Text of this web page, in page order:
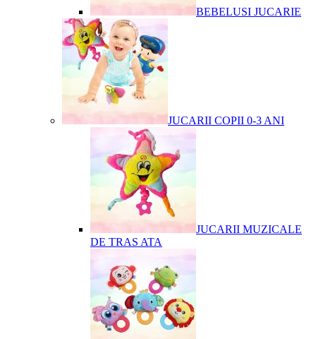
BEBELUSI JUCARIE
JUCARII COPII 0-3 ANI
JUCARII MUZICALE
DE TRAS ATA